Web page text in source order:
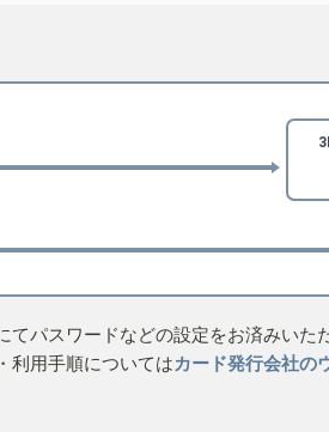
パスワードなどの設定をお済みいた
利用手順についてはカード発行会社の